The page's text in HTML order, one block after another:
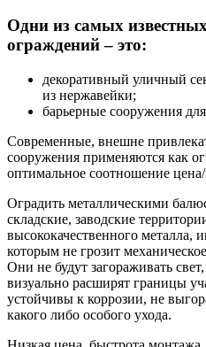
Одни из самых
ограждений – это:
декоративный уличный
из нержавейки;
барьерные сооружения
Современные, внешне
сооружения применяются как
оптимальное соотношение цена/
Оградить металлическими
складские, заводские
высококачественного металла,
которым не грозит
Они не будут загораживать
визуально расширят границы
устойчивы к коррозии, не
какого либо особого ухода.